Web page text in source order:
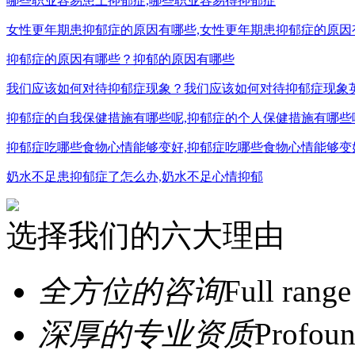
女性更年期患抑郁症的原因有哪些,女性更年期患抑郁症的原
抑郁症的原因有哪些？抑郁的原因有哪些
我们应该如何对待抑郁症现象？我们应该如何对待抑郁症现象
抑郁症的自我保健措施有哪些呢,抑郁症的个人保健措施有哪些
抑郁症吃哪些食物心情能够变好,抑郁症吃哪些食物心情能够变
奶水不足患抑郁症了怎么办,奶水不足心情抑郁
选择我们的六大理由
全方位的咨询Full
深厚的专业资质